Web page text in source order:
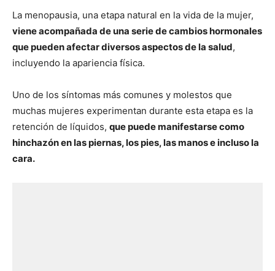
La menopausia, una etapa natural en la vida de la mujer,
viene acompañada de una serie de cambios hormonales
que pueden afectar diversos aspectos de la salud,
incluyendo la apariencia física.
Uno de los síntomas más comunes y molestos que
muchas mujeres experimentan durante esta etapa es la
retención de líquidos, que puede manifestarse como
hinchazón en las piernas, los pies, las manos e incluso la
cara.